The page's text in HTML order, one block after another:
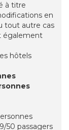
à titre
en
tout autre cas
également
hôtels
50 passagers